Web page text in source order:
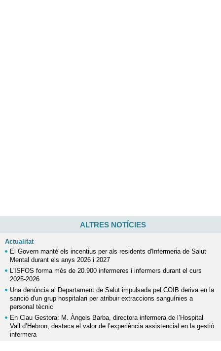
ALTRES NOTÍCIES
Actualitat
El Govern manté els incentius per als residents d'Infermeria de Salut
Mental durant els anys 2026 i 2027
L'ISFOS forma més de 20.900 infermeres i infermers durant el curs
2025-2026
Una denúncia al Departament de Salut impulsada pel COIB deriva en la
sanció d'un grup hospitalari per atribuir extraccions sanguínies a
personal tècnic
En Clau Gestora: M. Àngels Barba, directora infermera de l’Hospital
Vall d’Hebron, destaca el valor de l’experiència assistencial en la gestió
infermera